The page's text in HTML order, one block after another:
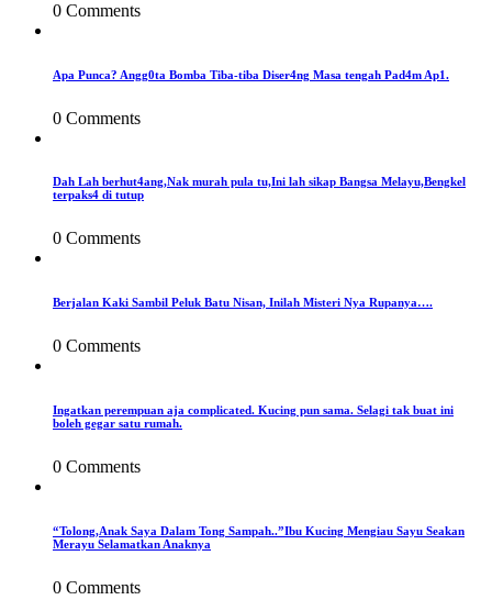
0 Comments
Apa Punca? Angg0ta Bomba Tiba-tiba Diser4ng Masa tengah Pad4m Ap1.
0 Comments
Dah Lah berhut4ang,Nak murah pula tu,Ini lah sikap Bangsa Melayu,Bengkel
terpaks4 di tutup
0 Comments
Berjalan Kaki Sambil Peluk Batu Nisan, Inilah Misteri Nya Rupanya….
0 Comments
Ingatkan perempuan aja complicated. Kucing pun sama. Selagi tak buat ini
boleh gegar satu rumah.
0 Comments
“Tolong,Anak Saya Dalam Tong Sampah..”Ibu Kucing Mengiau Sayu Seakan
Merayu Selamatkan Anaknya
0 Comments